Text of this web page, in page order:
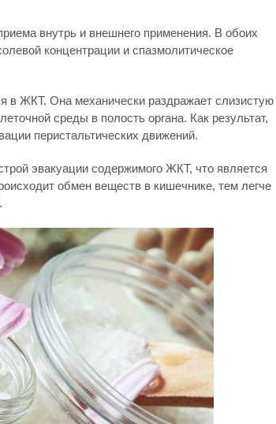
внутрь и внешнего применения. В обоих
концентрации и спазмолитическое
в ЖКТ. Она механически раздражает слизистую
среды в полость органа. Как результат,
перистальтических движений.
эвакуации содержимого ЖКТ, что является
обмен веществ в кишечнике, тем легче